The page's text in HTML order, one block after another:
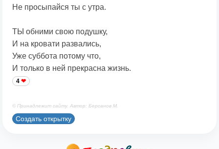
Не просыпайся ты с утра.
ТЫ обними свою подушку,
И на кровати развались,
Уже суббота потому что,
И только в ней прекрасна жизнь.
4
© Принадлежит сайту. Автор: Берсанов М.
Создать открытку